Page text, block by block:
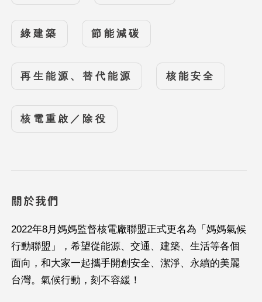
綠建築 節能減碳
再生能源、替代能源 核能安全
核電重啟／除役
關於我們
2022年8月媽媽監督核電廠聯盟正式更名為「媽媽氣候
行動聯盟」，希望從能源、交通、建築、生活等各個
面向，和大家一起攜手開創安全、潔淨、永續的美麗
台灣。氣候行動，刻不容緩！